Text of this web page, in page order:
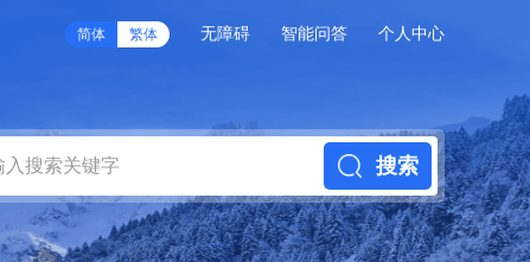
简体 繁体 无障碍 智能问答 个人中心
搜索